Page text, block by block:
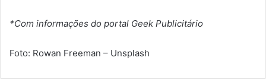
*Com informações do portal Geek Publicitário
Foto: Rowan Freeman – Unsplash